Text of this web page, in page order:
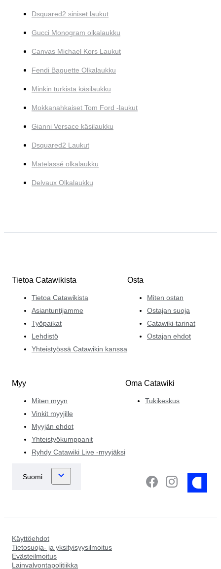
Dsquared2 siniset laukut
Gucci Monogram olkalaukku
Canvas Michael Kors Laukut
Fendi Baguette Olkalaukku
Minkin turkista käsilaukku
Mokkanahkaiset Tom Ford -laukut
Gianni Versace käsilaukku
Dsquared2 Laukut
Matelassé olkalaukku
Delvaux Olkalaukku
Tietoa Catawikista
Tietoa Catawikista
Asiantuntijamme
Työpaikat
Lehdistö
Yhteistyössä Catawikin kanssa
Osta
Miten ostan
Ostajan suoja
Catawiki-tarinat
Ostajan ehdot
Myy
Miten myyn
Vinkit myyjille
Myyjän ehdot
Yhteistyökumppanit
Ryhdy Catawiki Live -myyjäksi
Oma Catawiki
Tukikeskus
Käyttöehdot
Tietosuoja- ja yksityisyysilmoitus
Evästeilmoitus
Lainvalvontapolitiikka